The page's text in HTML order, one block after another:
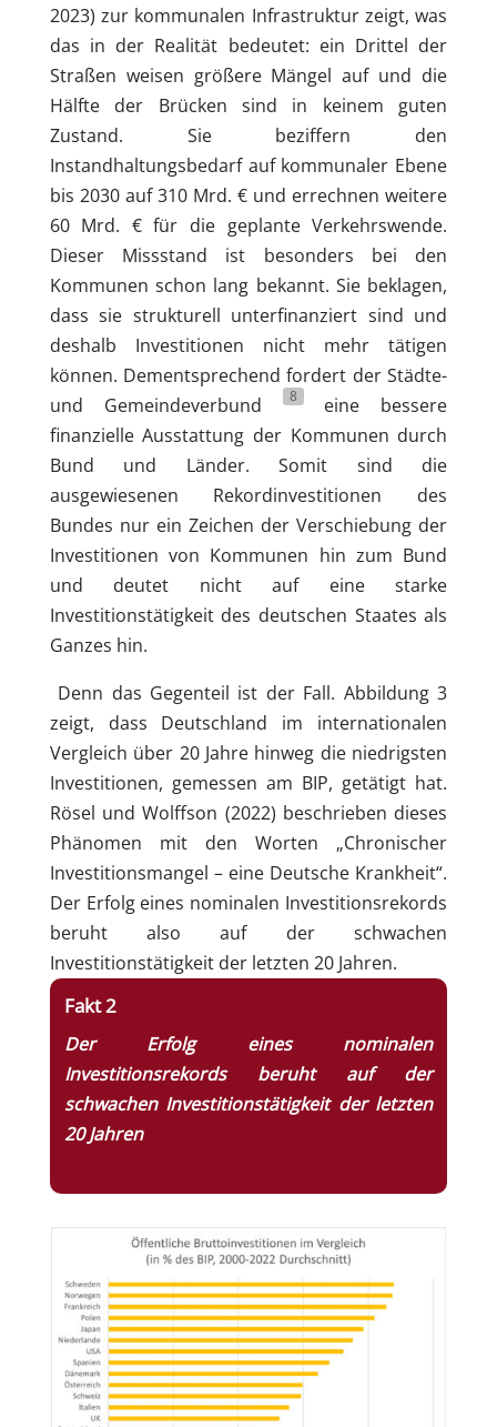
2023) zur kommunalen Infrastruktur zeigt, was
das in der Realität bedeutet: ein Drittel der
Straßen weisen größere Mängel auf und die
Hälfte der Brücken sind in keinem guten
Zustand. Sie beziffern den
Instandhaltungsbedarf auf kommunaler Ebene
bis 2030 auf 310 Mrd. € und errechnen weitere
60 Mrd. € für die geplante Verkehrswende.
Dieser Missstand ist besonders bei den
Kommunen schon lang bekannt. Sie beklagen,
dass sie strukturell unterfinanziert sind und
deshalb Investitionen nicht mehr tätigen
können. Dementsprechend fordert der Städte-
und Gemeindeverbund
8 eine bessere
finanzielle Ausstattung der Kommunen durch
Bund und Länder. Somit sind die
ausgewiesenen Rekordinvestitionen des
Bundes nur ein Zeichen der Verschiebung der
Investitionen von Kommunen hin zum Bund
und deutet nicht auf eine starke
Investitionstätigkeit des deutschen Staates als
Ganzes hin.
Denn das Gegenteil ist der Fall. Abbildung 3
zeigt, dass Deutschland im internationalen
Vergleich über 20 Jahre hinweg die niedrigsten
Investitionen, gemessen am BIP, getätigt hat.
Rösel und Wolffson (2022) beschrieben dieses
Phänomen mit den Worten „Chronischer
Investitionsmangel – eine Deutsche Krankheit“.
Der Erfolg eines nominalen Investitionsrekords
beruht also auf der schwachen
Investitionstätigkeit der letzten 20 Jahren.
Fakt 2
Der Erfolg eines nominalen
Investitionsrekords beruht auf der
schwachen Investitionstätigkeit der letzten
20 Jahren